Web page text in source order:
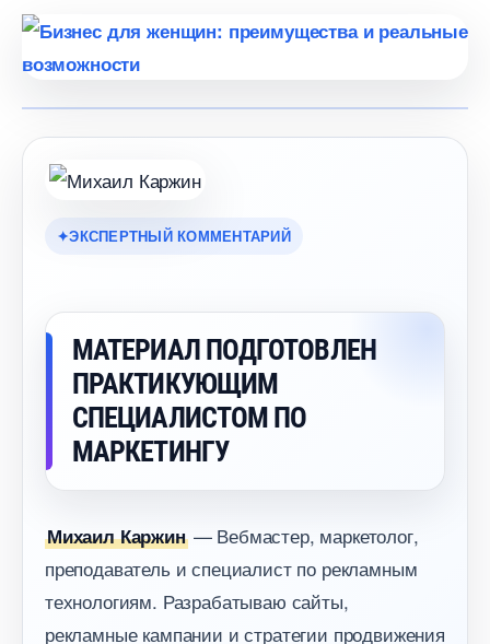
ЭКСПЕРТНЫЙ КОММЕНТАРИЙ
МАТЕРИАЛ ПОДГОТОВЛЕН
ПРАКТИКУЮЩИМ
СПЕЦИАЛИСТОМ ПО
МАРКЕТИНГУ
Михаил Каржин— Вебмастер, маркетолог,
преподаватель и специалист по рекламным
технологиям. Разрабатываю сайты,
рекламные кампании и стратегии продвижения